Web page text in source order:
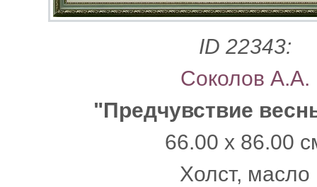
ID 22343:
Соколов А.А.
"Предчувствие
66.00 x 86.00
Xолст, масло